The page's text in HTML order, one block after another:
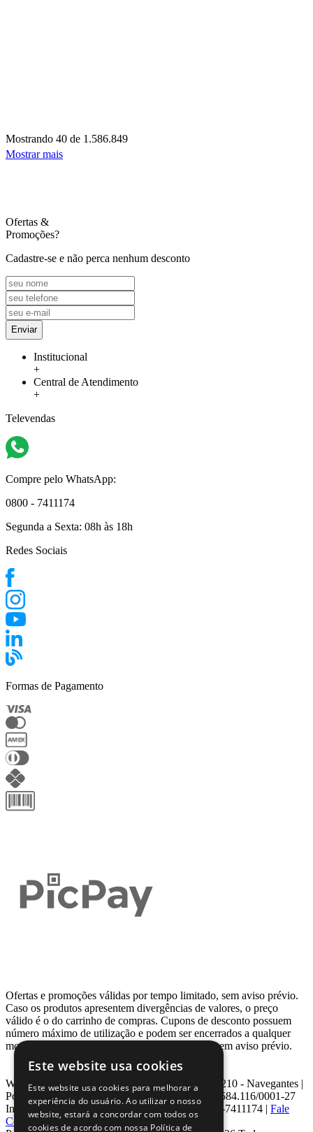
Mostrando 40 de 1.586.849
Mostrar mais
Ofertas &
Promoções?
Cadastre-se e não perca nenhum desconto
Enviar
Institucional
+
Central de Atendimento
+
Televendas
Compre pelo WhatsApp:
0800 - 7411174
Segunda a Sexta: 08h às 18h
Redes Sociais
Formas de Pagamento
Ofertas e promoções válidas por tempo limitado, sem aviso prévio.
Caso os produtos apresentem divergências de valores, o preço
válido é o do carrinho de compras. Cupons de desconto possuem
número máximo de utilização e podem ser encerrados a qualquer
momento, de acordo com sua disponibilidade e sem aviso prévio.
Webcontinental LTDA | Travessa Venezuela, Nº 210 - Navegantes |
Porto Alegre - RS - CEP: 90.240-220 CNPJ: 08.584.116/0001-27
Inscrição Estadual: 0963171399 | Telefone: 0800-7411174 | Fale
Conosco|ouvidoria@webcontinental.com.br
Este website usa cookies
Este website usa cookies para melhorar a
experiência do usuário. Ao utilizar o nosso
website, estará a concordar com todos os
cookies de acordo com nossa Política de